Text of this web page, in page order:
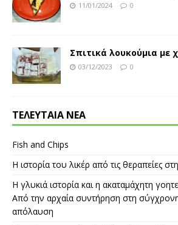
11/01/2024 0
Σπιτικά λουκούμια με
03/12/2023 0
ΤΕΛΕΥΤΑΙΑ ΝΕΑ
Fish and Chips
Η ιστορία του λικέρ από τις θεραπείες
Η γλυκιά ιστορία και η ακαταμάχητη
Από την αρχαία συντήρηση στη
απόλαυση